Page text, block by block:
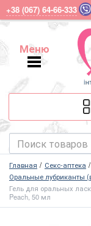
+38 (067) 64-66-333
Меню
Меню
Главная Секс-аптека
Оральные лубриканты
Гель для оральных
Peach, 50 мл